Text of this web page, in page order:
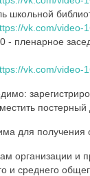
школьной
vk.com/video-
- пленарное
vk.com/video-
для получения
организации
и среднего